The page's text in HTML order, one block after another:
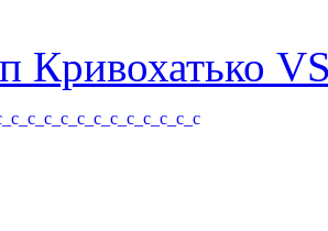
Кривохатько